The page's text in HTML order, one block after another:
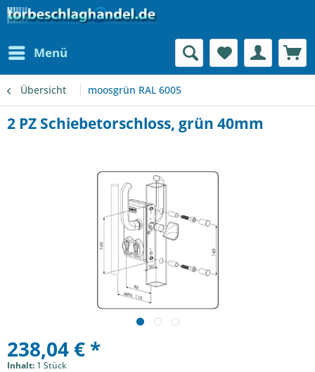
Menü
Übersicht moosgrün RAL 6005
2 PZ Schiebetorschloss, grün 40mm
238,04 € *
Inhalt: 1 Stück